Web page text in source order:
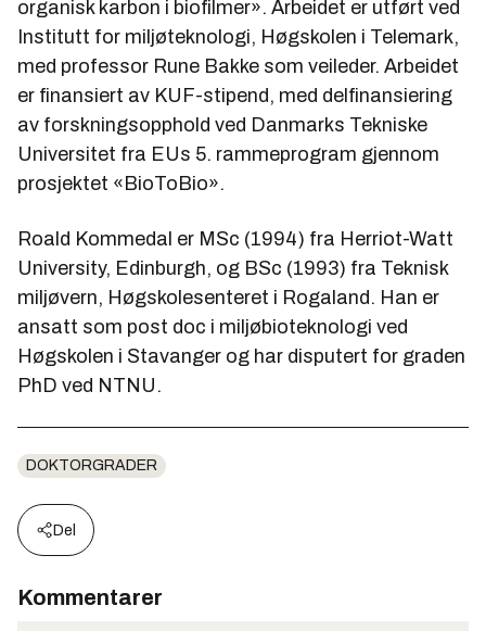
organisk karbon i biofilmer». Arbeidet er utført ved
Institutt for miljøteknologi, Høgskolen i Telemark,
med professor Rune Bakke som veileder. Arbeidet
er finansiert av KUF-stipend, med delfinansiering
av forskningsopphold ved Danmarks Tekniske
Universitet fra EUs 5. rammeprogram gjennom
prosjektet «BioToBio».
Roald Kommedal er MSc (1994) fra Herriot-Watt
University, Edinburgh, og BSc (1993) fra Teknisk
miljøvern, Høgskolesenteret i Rogaland. Han er
ansatt som post doc i miljøbioteknologi ved
Høgskolen i Stavanger og har disputert for graden
PhD ved NTNU.
DOKTORGRADER
Del
Kommentarer